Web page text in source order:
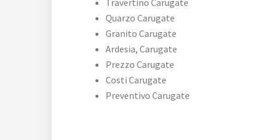
Travertino Carugate
Quarzo Carugate
Granito Carugate
Ardesia, Carugate
Prezzo Carugate
Costi Carugate
Preventivo Carugate